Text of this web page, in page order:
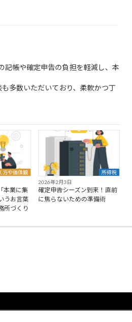
記帳や確定申告の負担を軽減し、本
多数いただいており、柔軟かつ丁
方や価値観
本業に集
うお言葉
所づくり
所得税
2026年2月3日
確定申告シーズン到来！直前
に焦らないための準備術